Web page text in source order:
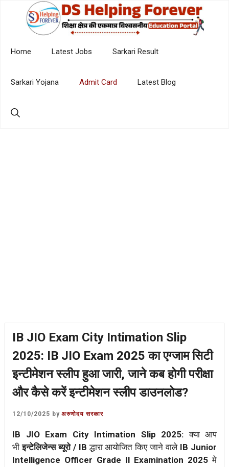
Home Latest Jobs Sarkari Result
Sarkari Yojana Admit Card Latest Blog
IB JIO Exam City Intimation Slip
2025: IB JIO Exam 2025 का एग्जाम सिटी
इन्टीमेशन स्लीप हुआ जारी, जाने कब होगी परीक्षा
और कैसे करें इन्टीमेशन स्लीप डाउनलोड?
12/10/2025 byअरुणोदय सरकार
IB JIO Exam City Intimation Slip 2025: क्या आप
भीइन्टेलिजेन्स ब्यूरो / IB द्धारा आयोजित किए जाने वाले IB Junior
Intelligence Officer Grade II Examination 2025मे